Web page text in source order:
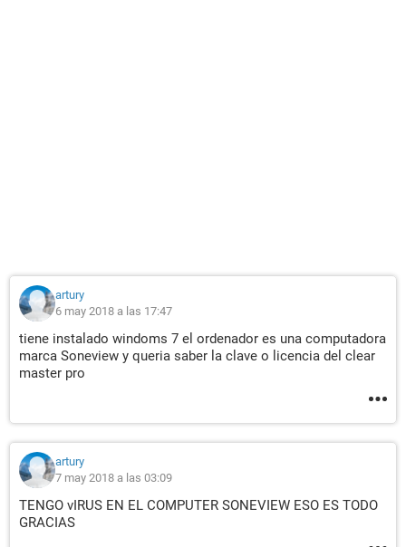
artury
6 may 2018 a las 17:47
tiene instalado windoms 7 el ordenador es una computadora
marca Soneview y queria saber la clave o licencia del clear
master pro
artury
7 may 2018 a las 03:09
TENGO vIRUS EN EL COMPUTER SONEVIEW ESO ES TODO
GRACIAS